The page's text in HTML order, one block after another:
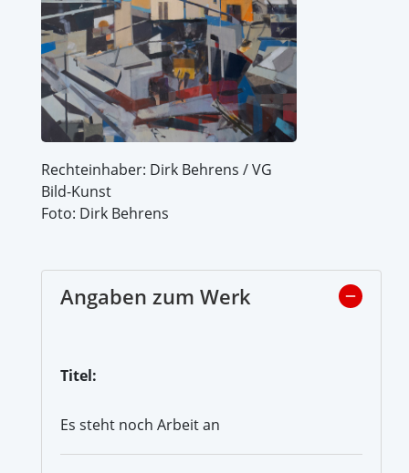
Rechteinhaber: Dirk Behrens / VG
Bild-Kunst
Foto: Dirk Behrens
Angaben zum Werk
Titel:
Es steht noch Arbeit an